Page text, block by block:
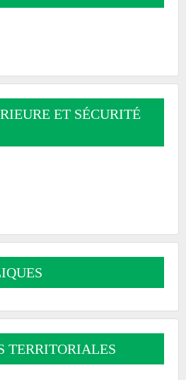
ET SÉCURITÉ
TERRITORIALES